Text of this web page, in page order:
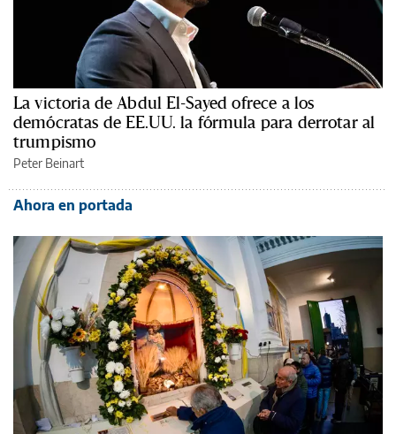
La victoria de Abdul El-Sayed ofrece a los
demócratas de EE.UU. la fórmula para derrotar al
trumpismo
Peter Beinart
Ahora en portada